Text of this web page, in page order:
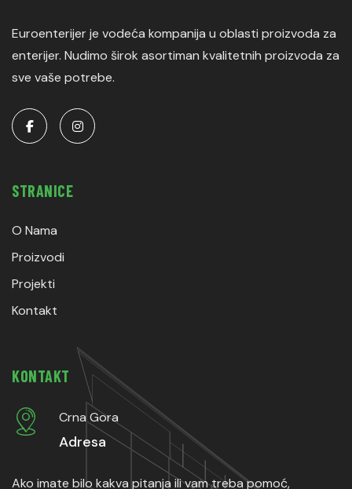
Euroenterijer je vodeća kompanija u oblasti proizvoda za
enterijer. Nudimo širok asortiman kvalitetnih proizvoda za
sve vaše potrebe.
STRANICE
O Nama
Proizvodi
Projekti
Kontakt
KONTAKT
Crna Gora
Adresa
Ako imate bilo kakva pitanja ili vam treba pomoć,